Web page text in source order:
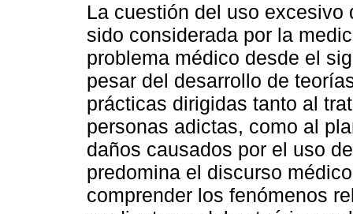
La cuestión del uso excesivo
sido considerada por la
problema médico desde el
pesar del desarrollo de
prácticas dirigidas tanto al
personas adictas, como al
daños causados por el uso
predomina el discurso
comprender los fenómenos